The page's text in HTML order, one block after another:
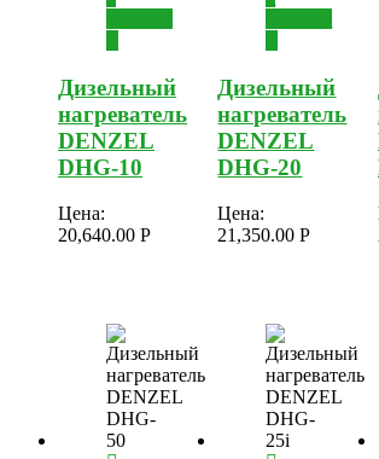
Дизельный
нагреватель
DENZEL
DHG-10
Цена:
20,640.00 Р
Дизельный
нагреватель
DENZEL
DHG-20
Цена:
21,350.00Р